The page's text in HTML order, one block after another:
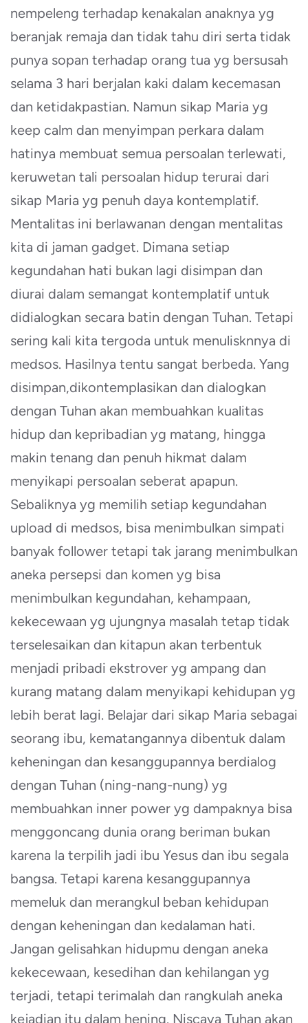
nempeleng terhadap kenakalan anaknya yg
beranjak remaja dan tidak tahu diri serta tidak
punya sopan terhadap orang tua yg bersusah
selama 3 hari berjalan kaki dalam kecemasan
dan ketidakpastian. Namun sikap Maria yg
keep calm dan menyimpan perkara dalam
hatinya membuat semua persoalan terlewati,
keruwetan tali persoalan hidup terurai dari
sikap Maria yg penuh daya kontemplatif.
Mentalitas ini berlawanan dengan mentalitas
kita di jaman gadget. Dimana setiap
kegundahan hati bukan lagi disimpan dan
diurai dalam semangat kontemplatif untuk
didialogkan secara batin dengan Tuhan. Tetapi
sering kali kita tergoda untuk menulisknnya di
medsos. Hasilnya tentu sangat berbeda. Yang
disimpan,dikontemplasikan dan dialogkan
dengan Tuhan akan membuahkan kualitas
hidup dan kepribadian yg matang, hingga
makin tenang dan penuh hikmat dalam
menyikapi persoalan seberat apapun.
Sebaliknya yg memilih setiap kegundahan
upload di medsos, bisa menimbulkan simpati
banyak follower tetapi tak jarang menimbulkan
aneka persepsi dan komen yg bisa
menimbulkan kegundahan, kehampaan,
kekecewaan yg ujungnya masalah tetap tidak
terselesaikan dan kitapun akan terbentuk
menjadi pribadi ekstrover yg ampang dan
kurang matang dalam menyikapi kehidupan yg
lebih berat lagi. Belajar dari sikap Maria sebagai
seorang ibu, kematangannya dibentuk dalam
keheningan dan kesanggupannya berdialog
dengan Tuhan (ning-nang-nung) yg
membuahkan inner power yg dampaknya bisa
menggoncang dunia orang beriman bukan
karena Ia terpilih jadi ibu Yesus dan ibu segala
bangsa. Tetapi karena kesanggupannya
memeluk dan merangkul beban kehidupan
dengan keheningan dan kedalaman hati.
Jangan gelisahkan hidupmu dengan aneka
kekecewaan, kesedihan dan kehilangan yg
terjadi, tetapi terimalah dan rangkulah aneka
kejadian itu dalam hening. Niscaya Tuhan akan